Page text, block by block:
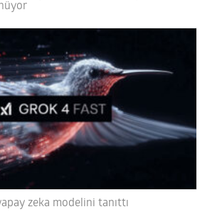
zeka modelini tanıttı